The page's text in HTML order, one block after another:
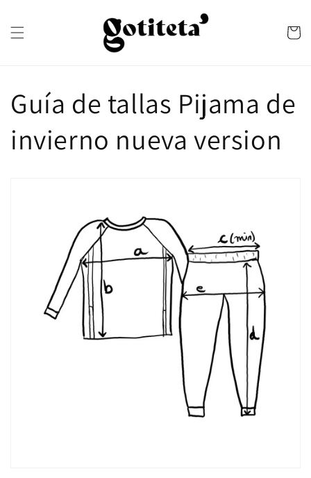
Cart
Guía de tallas Pijama de
invierno nueva version